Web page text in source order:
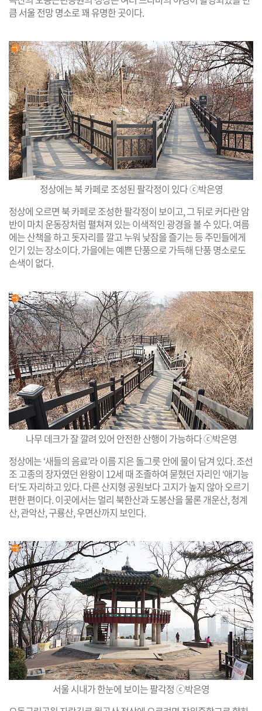
큼 서울 전망 명소로 꽤 유명한 곳이다.
정상에는 북 카페로 조성된 팔각정이 있다 ⓒ박은영
정상에 오르면 북 카페로 조성한 팔각정이 보이고, 그 뒤로 커다란 암
반이 마치 운동장처럼 펼쳐져 있는 이색적인 광경을 볼 수 있다. 여름
에는 산책을 하고 돗자리를 깔고 누워 낮잠을 즐기는 등 주민들에게
인기 있는 장소이다. 가을에는 예쁜 단풍으로 가득해 단풍 명소로도
손색이 없다.
나무 데크가 잘 깔려 있어 안전한 산행이 가능하다 ⓒ박은영
정상에는 ‘새들의 음료’라 이름 지은 돌그릇 안에 물이 담겨 있다. 조선
조 고종의 장자였던 완왕이 12세 때 조졸하여 묻혔던 자리인 ‘애기능
터’도 자리하고 있다. 다른 산지형 공원보다 고지가 높지 않아 오르기
편한 편이다. 이곳에서는 멀리 북한산과 도봉산을 물론 개운산, 청계
산, 관악산, 구룡산, 우면산까지 보인다.
서울 시내가 한눈에 보이는 팔각정 ⓒ박은영